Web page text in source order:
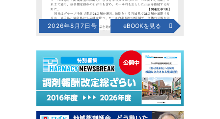
2026年8月7日号 eBOOKを見る